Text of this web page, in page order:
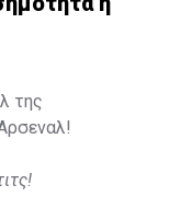
της